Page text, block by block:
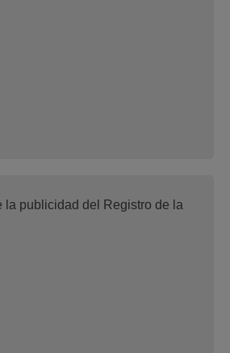
la publicidad del Registro de la